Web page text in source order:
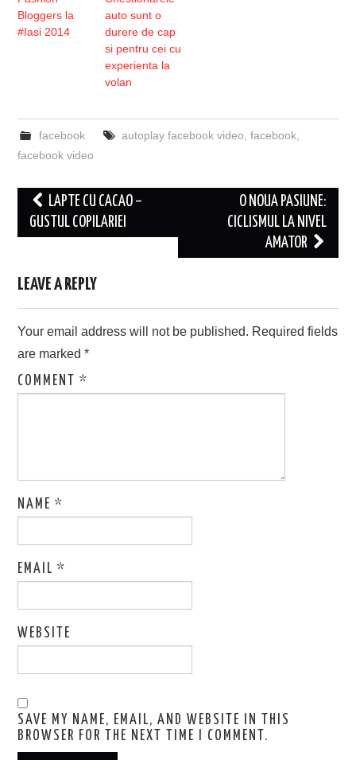
Bloggers la
‪#‎Iasi‬ 2014
auto sunt o
durere de cap
si pentru cei cu
experienta la
volan
facebook autoplay facebook video, facebook,
facebook video
Post
navigation
LAPTE CU CACAO –
GUSTUL COPILARIEI
O NOUA PASIUNE:
CICLISMUL LA NIVEL
AMATOR
LEAVE A REPLY
Your email address will not be published. Required fields
are marked*
COMMENT*
NAME*
EMAIL*
WEBSITE
SAVE MY NAME, EMAIL, AND WEBSITE IN THIS
BROWSER FOR THE NEXT TIME I COMMENT.